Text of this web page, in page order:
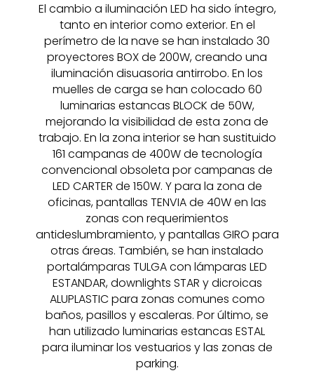
El cambio a iluminación LED ha sido íntegro,
tanto en interior como exterior. En el
perímetro de la nave se han instalado 30
proyectores BOX de 200W, creando una
iluminación disuasoria antirrobo. En los
muelles de carga se han colocado 60
luminarias estancas BLOCK de 50W,
mejorando la visibilidad de esta zona de
trabajo. En la zona interior se han sustituido
161 campanas de 400W de tecnología
convencional obsoleta por campanas de
LED CARTER de 150W. Y para la zona de
oficinas, pantallas TENVIA de 40W en las
zonas con requerimientos
antideslumbramiento, y pantallas GIRO para
otras áreas. También, se han instalado
portalámparas TULGA con lámparas LED
ESTANDAR, downlights STAR y dicroicas
ALUPLASTIC para zonas comunes como
baños, pasillos y escaleras. Por último, se
han utilizado luminarias estancas ESTAL
para iluminar los vestuarios y las zonas de
parking.